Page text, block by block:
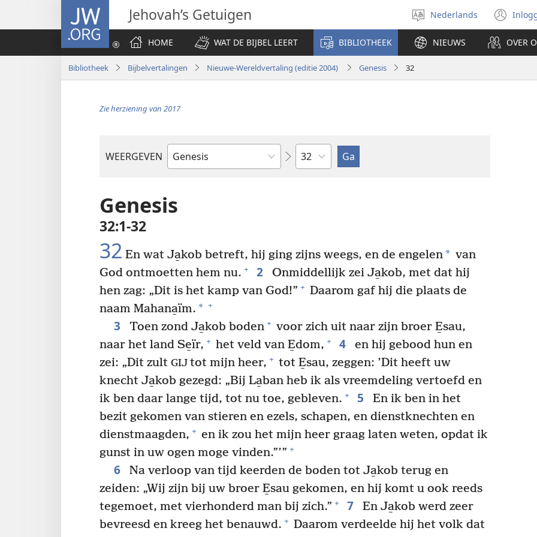
JW.ORG Jehovah’s Getuigen
Taal
selecteren
Nederlands
HOME
WAT DE BIJBEL LEERT BIBLIOTHEEK NIEUWS OVER
Bibliotheek Bijbelvertalingen Nieuwe-Wereldvertaling (editie 2004) Genesis 32
Zie herziening van 2017
WEERGEVEN
Bijbelboek
Hoofdstuk
Genesis
32:1-32
32 En wat Ja̱kob betreft, hij ging zijns weegs, en de engelen* van
God ontmoetten hem nu. + 2
Onmiddellijk zei Ja̱kob, met dat hij
hen zag: „Dit is het kamp van God!” + Daarom gaf hij die plaats de
naam Mahana̱ïm. * +
3 Toen zond Ja̱kob boden + voor zich uit naar zijn broer E̱sau,
naar het land Se̱ïr, + het veld van E̱dom, + 4
en hij gebood hun en
zei: „Dit zult GIJ tot mijn heer, + tot E̱sau, zeggen: ’Dit heeft uw
knecht Ja̱kob gezegd: „Bij La̱ban heb ik als vreemdeling vertoefd en
ik ben daar lange tijd, tot nu toe, gebleven. + 5
En ik ben in het
bezit gekomen van stieren en ezels, schapen, en dienstknechten en
dienstmaagden, + en ik zou het mijn heer graag laten weten, opdat ik
gunst in uw ogen moge vinden.”’” +
6
Na verloop van tijd keerden de boden tot Ja̱kob terug en
zeiden: „Wij zijn bij uw broer E̱sau gekomen, en hij komt u ook reeds
tegemoet, met vierhonderd man bij zich.” + 7
En Ja̱kob werd zeer
bevreesd en kreeg het benauwd. + Daarom verdeelde hij het volk dat